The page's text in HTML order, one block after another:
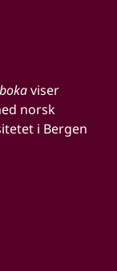
viser
norsk
i Bergen